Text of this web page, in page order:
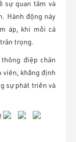
sự quan tâm và
Hành động này
áp, khi mỗi cá
trọng.
thông điệp chân
viên, khẳng định
sự phát triển và